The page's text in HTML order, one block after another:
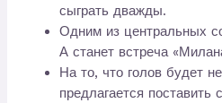
сыграть дважды.
Одним из центральных
А станет встреча
На то, что голов будет
предлагается поставить